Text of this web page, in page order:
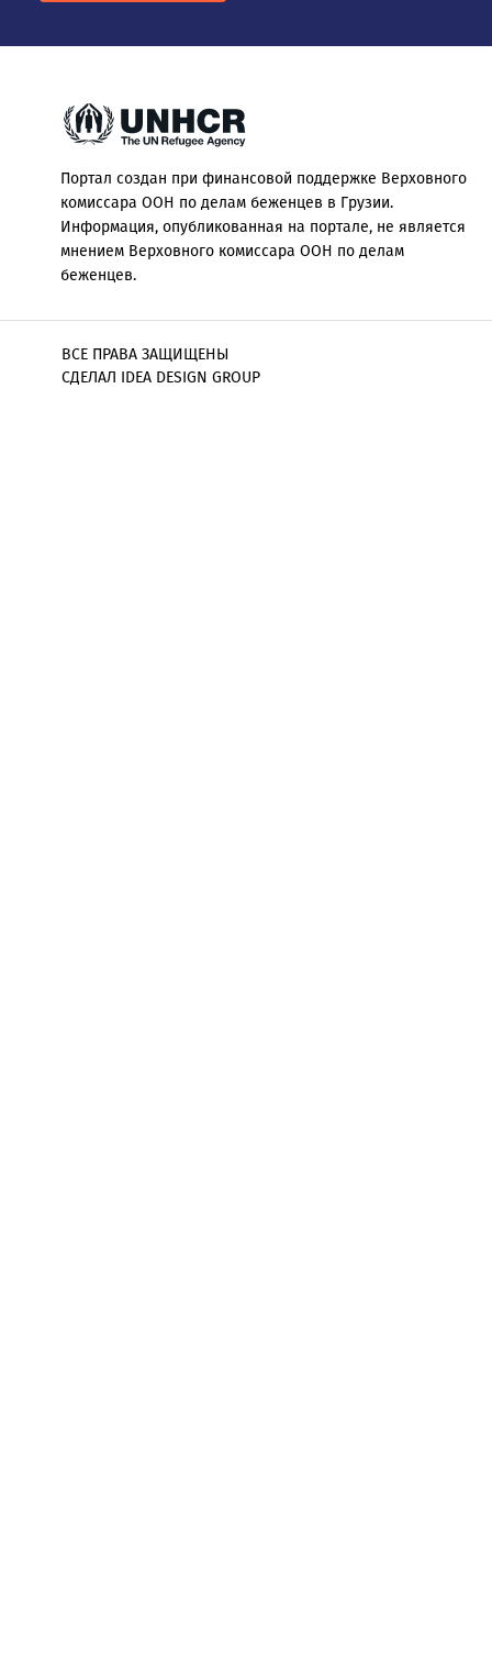
Портал создан при финансовой поддержке Верховного
комиссара ООН по делам беженцев в Грузии.
Информация, опубликованная на портале, не является
мнением Верховного комиссара ООН по делам
беженцев.
ВСЕ ПРАВА ЗАЩИЩЕНЫ
СДЕЛАЛ IDEA DESIGN GROUP